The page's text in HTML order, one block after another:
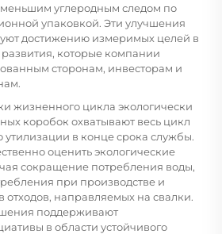
углеродным следом по
упаковкой. Эти улучшения
достижению измеримых целей в
развития, которые компании
сторонам, инвесторам и
жизненного цикла экологически
коробок охватывают весь цикл
утилизации в конце срока службы.
оценить экологические
сокращение потребления воды,
при производстве и
направляемых на свалки.
поддерживают
в области устойчивого